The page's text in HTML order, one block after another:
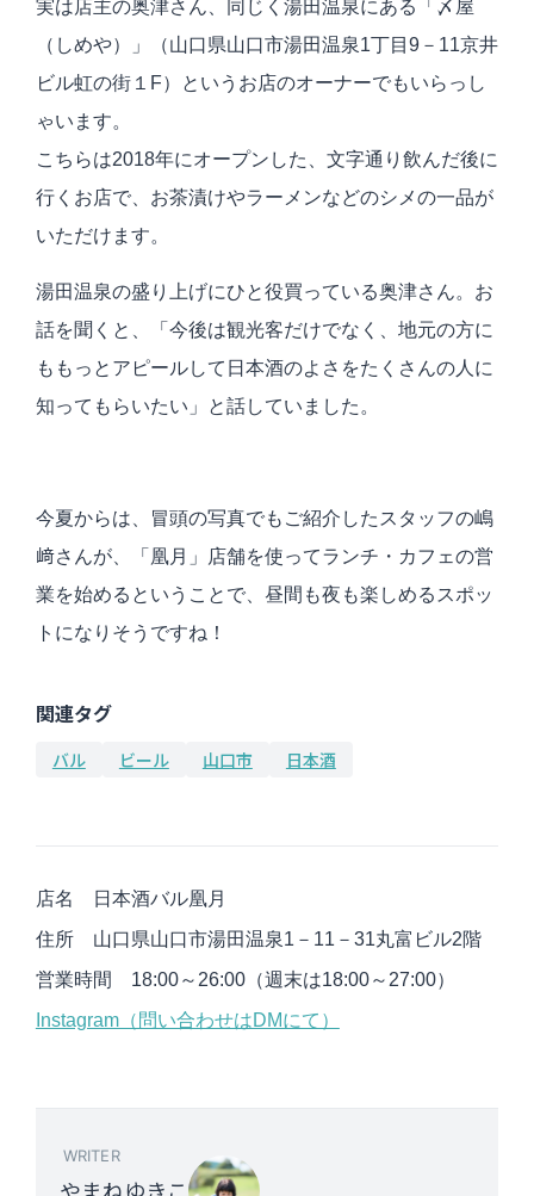
実は店主の奥津さん、同じく湯田温泉にある「〆屋
（しめや）」（山口県山口市湯田温泉1丁目9－11京井
ビル虹の街１F）というお店のオーナーでもいらっし
ゃいます。
こちらは2018年にオープンした、文字通り飲んだ後に
行くお店で、お茶漬けやラーメンなどのシメの一品が
いただけます。
湯田温泉の盛り上げにひと役買っている奥津さん。お
話を聞くと、「今後は観光客だけでなく、地元の方に
ももっとアピールして日本酒のよさをたくさんの人に
知ってもらいたい」と話していました。
今夏からは、冒頭の写真でもご紹介したスタッフの嶋
﨑さんが、「凰月」店舗を使ってランチ・カフェの営
業を始めるということで、昼間も夜も楽しめるスポッ
トになりそうですね！
関連タグ
バル
ビール 山口市 日本酒
店名 日本酒バル凰月
住所 山口県山口市湯田温泉1－11－31丸富ビル2階
営業時間 18:00～26:00（週末は18:00～27:00）
Instagram（問い合わせはDMにて）
WRITER